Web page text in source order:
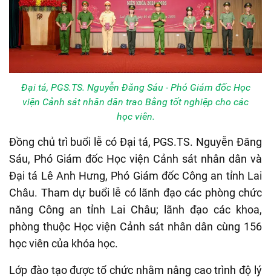
Đại tá, PGS.TS. Nguyễn Đăng Sáu - Phó Giám đốc Học
viện Cảnh sát nhân dân trao Bằng tốt nghiệp cho các
học viên.
Đồng chủ trì buổi lễ có Đại tá, PGS.TS. Nguyễn Đăng
Sáu, Phó Giám đốc Học viện Cảnh sát nhân dân và
Đại tá Lê Anh Hưng, Phó Giám đốc Công an tỉnh Lai
Châu. Tham dự buổi lễ có lãnh đạo các phòng chức
năng Công an tỉnh Lai Châu; lãnh đạo các khoa,
phòng thuộc Học viện Cảnh sát nhân dân cùng 156
học viên của khóa học.
Lớp đào tạo được tổ chức nhằm nâng cao trình độ lý